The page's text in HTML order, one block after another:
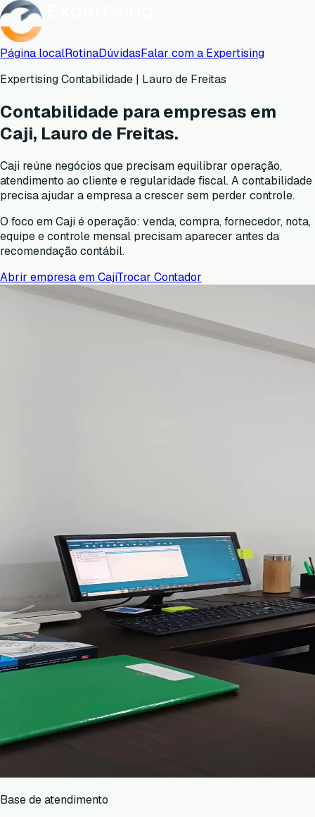
Página localRotinaDúvidasFalar com a Expertising
Expertising Contabilidade | Lauro de Freitas
Contabilidade para empresas em
Caji, Lauro de Freitas.
Caji reúne negócios que precisam equilibrar operação,
atendimento ao cliente e regularidade fiscal. A contabilidade
precisa ajudar a empresa a crescer sem perder controle.
O foco em Caji é operação: venda, compra, fornecedor, nota,
equipe e controle mensal precisam aparecer antes da
recomendação contábil.
Abrir empresa emCajiTrocar Contador
Base de atendimento